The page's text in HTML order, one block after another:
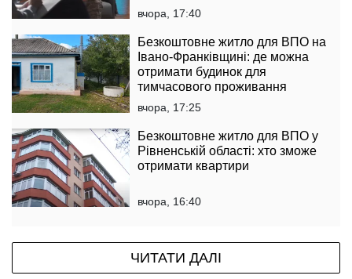
вчора, 17:40
Безкоштовне житло для ВПО на
Івано-Франківщині: де можна
отримати будинок для
тимчасового проживання
вчора, 17:25
Безкоштовне житло для ВПО у
Рівненській області: хто зможе
отримати квартири
вчора, 16:40
ЧИТАТИ ДАЛІ